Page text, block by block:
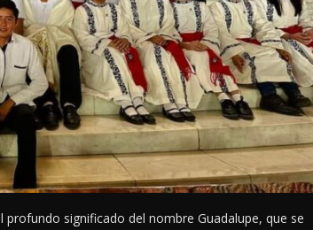
significado del nombre Guadalupe, que se